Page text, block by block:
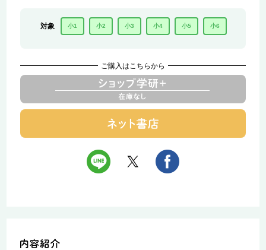
対象 小1 小2 小3 小4 小5 小6
ご購入はこちらから